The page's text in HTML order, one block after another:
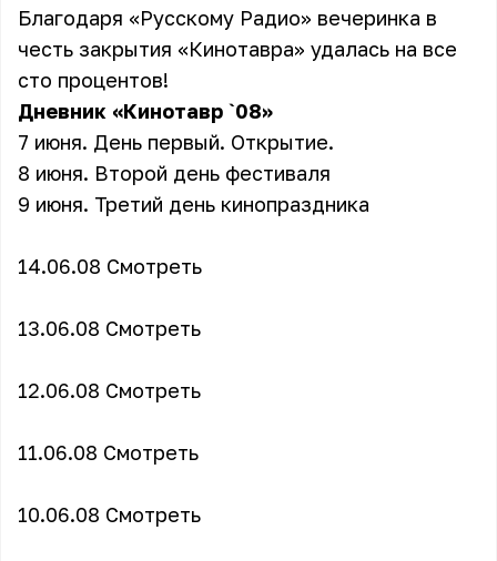
Благодаря «Русскому Радио» вечеринка в
честь закрытия «Кинотавра» удалась на все
сто процентов!
Дневник «Кинотавр `08»
7 июня. День первый. Открытие.
8 июня. Второй день фестиваля
9 июня. Третий день кинопраздника
14.06.08 Смотреть
13.06.08 Смотреть
12.06.08 Смотреть
11.06.08 Смотреть
10.06.08 Смотреть